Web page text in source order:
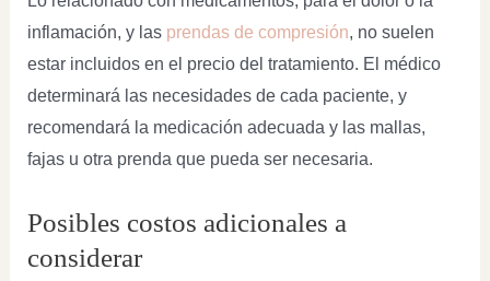
inflamación, y las prendas de compresión, no suelen
estar incluidos en el precio del tratamiento. El médico
determinará las necesidades de cada paciente, y
recomendará la medicación adecuada y las mallas,
fajas u otra prenda que pueda ser necesaria.
Posibles costos adicionales a
considerar